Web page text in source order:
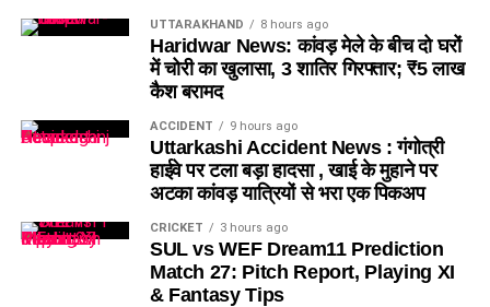
UTTARAKHAND 8 hours ago
Haridwar News: कांवड़ मेले के बीच दो घरों
में चोरी का खुलासा, 3 शातिर गिरफ्तार; ₹5 लाख
कैश बरामद
ACCIDENT 9 hours ago
Uttarkashi Accident News : गंगोत्री
हाईवे पर टला बड़ा हादसा , खाई के मुहाने पर
अटका कांवड़ यात्रियों से भरा एक पिकअप
CRICKET 3 hours ago
SUL vs WEF Dream11 Prediction
Match 27: Pitch Report, Playing XI
& Fantasy Tips